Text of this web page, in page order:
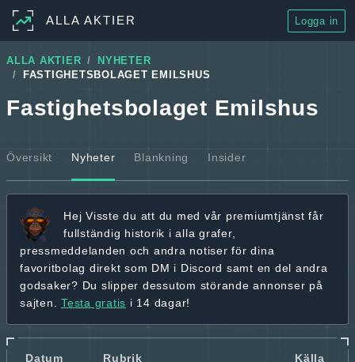
ALLA AKTIER Logga in
ALLA AKTIER
NYHETER
FASTIGHETSBOLAGET EMILSHUS
Fastighetsbolaget Emilshus
Översikt Nyheter Blankning Insider
Hej Visste du att du med vår premiumtjänst får
fullständig historik i alla grafer,
pressmeddelanden och andra notiser för dina
favoritbolag direkt som DM i Discord samt en del andra
godsaker? Du slipper dessutom störande annonser på
sajten. Testa gratis i 14 dagar!
Datum Rubrik Källa